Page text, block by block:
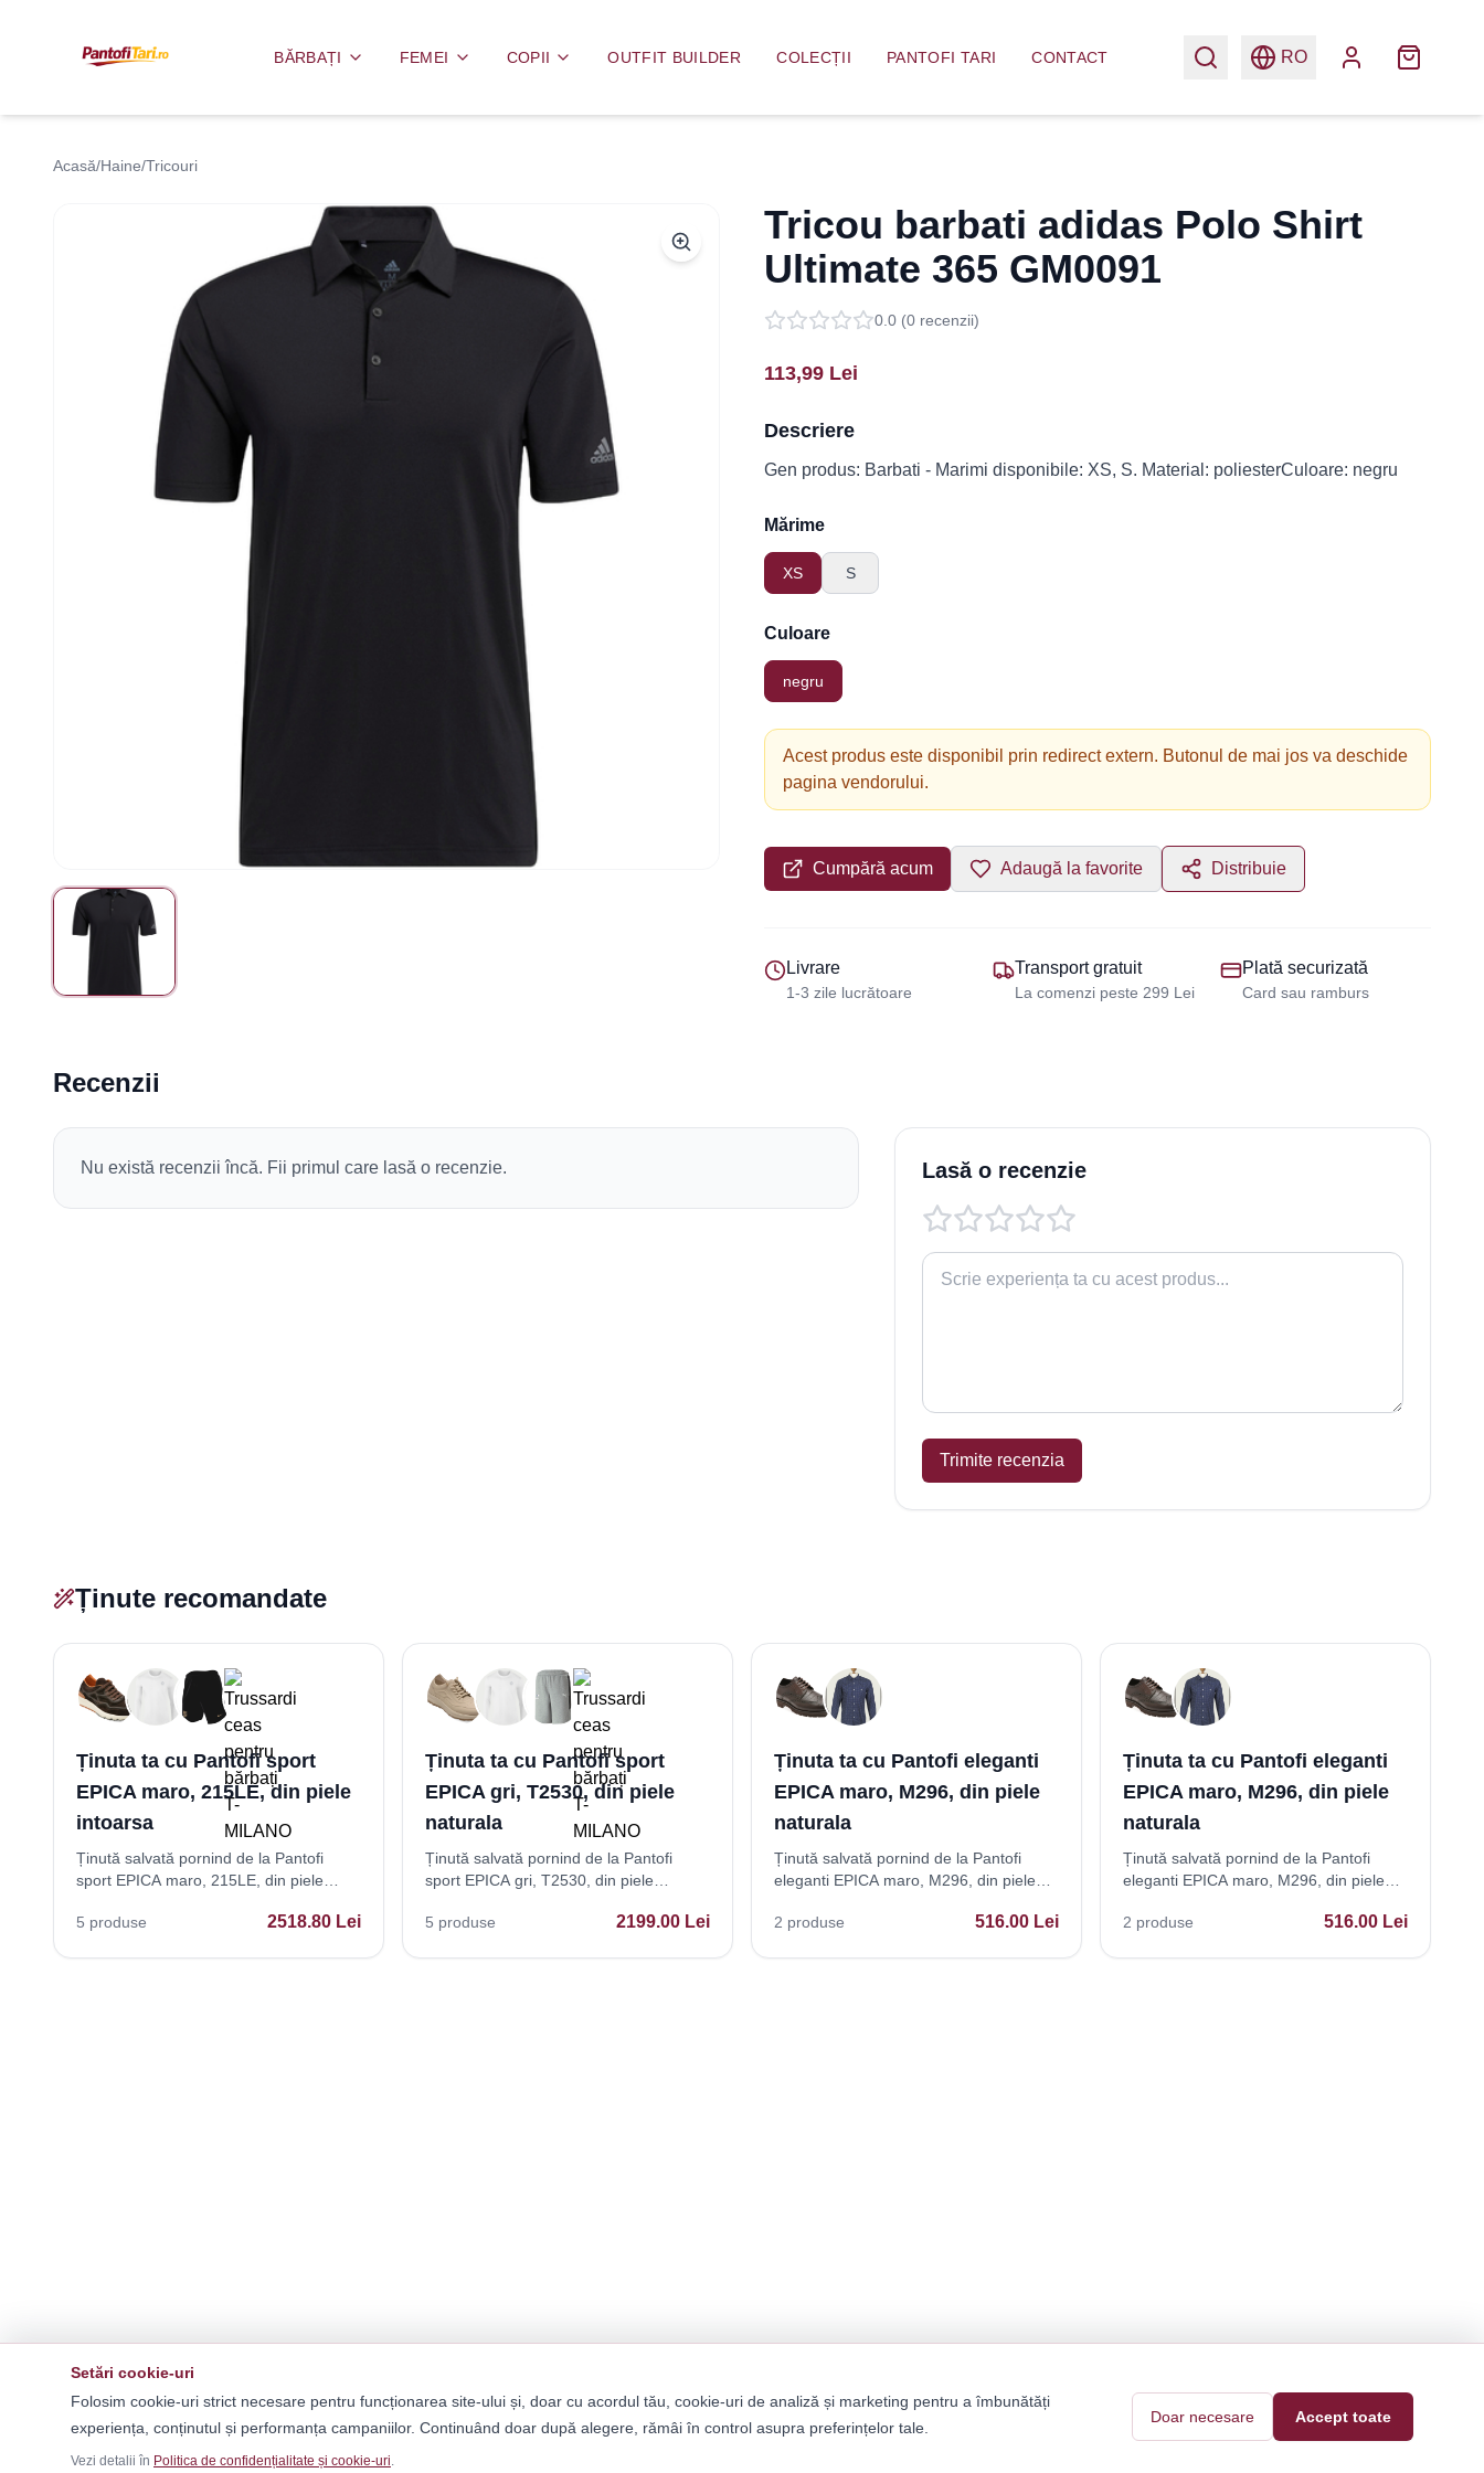
BĂRBAȚI FEMEI COPII OUTFIT BUILDER COLECȚII PANTOFI TARI CONTACT RO
Acasă/Haine/Tricouri
Tricou barbati adidas Polo Shirt
Ultimate 365 GM0091
0.0 (0 recenzii)
113,99 Lei
Descriere
Gen produs: Barbati - Marimi disponibile: XS, S. Material: poliesterCuloare: negru
Mărime
XS S
Culoare
negru
Acest produs este disponibil prin redirect extern. Butonul de mai jos va deschide
pagina vendorului.
Cumpără acum Adaugă la favorite Distribuie
Livrare
1-3 zile lucrătoare
Transport gratuit
La comenzi peste 299 Lei
Plată securizată
Card sau ramburs
Recenzii
Nu există recenzii încă. Fii primul care lasă o recenzie. Lasă o recenzie
Trimite recenzia
Ținute recomandate
Ținuta ta cu Pantofi sport
EPICA maro, 215LE, din piele
intoarsa
Ținută salvată pornind de la Pantofi
sport EPICA maro, 215LE, din piele
5 produse 2518.80 Lei
Ținuta ta cu Pantofi sport
EPICA gri, T2530, din piele
naturala
Ținută salvată pornind de la Pantofi
sport EPICA gri, T2530, din piele
5 produse 2199.00 Lei
Ținuta ta cu Pantofi eleganti
EPICA maro, M296, din piele
naturala
Ținută salvată pornind de la Pantofi
eleganti EPICA maro, M296, din piele
2 produse 516.00 Lei
Ținuta ta cu Pantofi eleganti
EPICA maro, M296, din piele
naturala
Ținută salvată pornind de la Pantofi
eleganti EPICA maro, M296, din piele
2 produse 516.00 Lei
Setări cookie-uri
Folosim cookie-uri strict necesare pentru funcționarea site-ului și, doar cu acordul tău, cookie-uri de analiză și marketing pentru a îmbunătăți
experiența, conținutul și performanța campaniilor. Continuând doar după alegere, rămâi în control asupra preferințelor tale.
Vezi detalii în Politica de confidențialitate și cookie-uri.
Doar necesare Accept toate